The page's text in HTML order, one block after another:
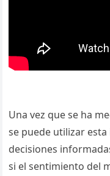
Una vez que se ha
se puede utilizar
decisiones
si el sentimiento del